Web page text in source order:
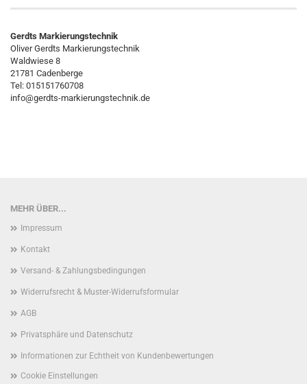
Gerdts Markierungstechnik
Oliver Gerdts Markierungstechnik
Waldwiese 8
21781 Cadenberge
Tel: 015151760708
info@gerdts-markierungstechnik.de
MEHR ÜBER...
Impressum
Kontakt
Versand- & Zahlungsbedingungen
Widerrufsrecht & Muster-Widerrufsformular
AGB
Privatsphäre und Datenschutz
Informationen zur Echtheit von Kundenbewertungen
Cookie Einstellungen